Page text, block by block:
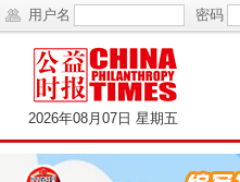
用户名 密码
2026年08月07日 星期五